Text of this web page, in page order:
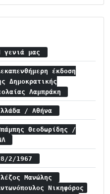
γενιά μας
έκδοση
Δημοκρατικής
Λαμπράκη
/ Αθήνα
Θεοδωρίδης /
2/1967
Μανώλης
Νικηφόρος